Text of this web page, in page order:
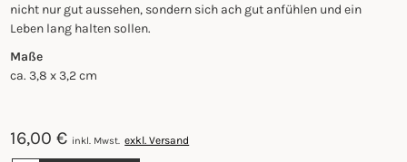
16,00€ inkl. Mwst. exkl. Versand
nicht nur gut aussehen, sondern sich ach gut anfühlen und ein
Leben lang halten sollen.
Maße
ca. 3,8 x 3,2 cm